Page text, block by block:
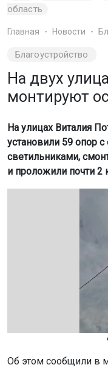
область
Главная Новости
Благоустройство
На двух
монтируют
На улицах Виталия
установили 59 опор
светильниками,
и проложили почти
Об этом сообщили в